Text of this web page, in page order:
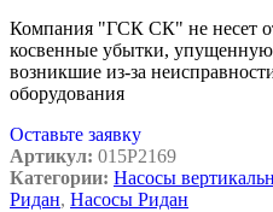
Компания "ГСК СК" не несет
косвенные убытки,
возникшие из-за
оборудования
Оставьте заявку
Артикул: 015P2169
Категории: Насосы
Ридан, Насосы Ридан